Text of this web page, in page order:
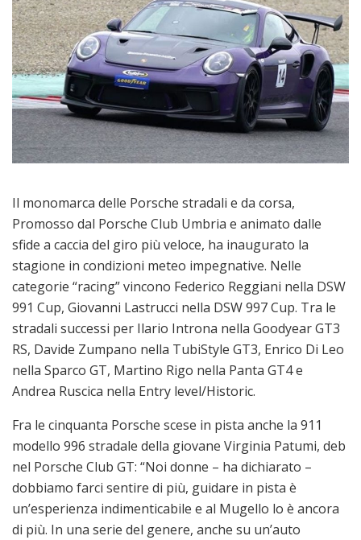
Il monomarca delle Porsche stradali e da corsa,
Promosso dal Porsche Club Umbria e animato dalle
sfide a caccia del giro più veloce, ha inaugurato la
stagione in condizioni meteo impegnative. Nelle
categorie “racing” vincono Federico Reggiani nella DSW
991 Cup, Giovanni Lastrucci nella DSW 997 Cup. Tra le
stradali successi per Ilario Introna nella Goodyear GT3
RS, Davide Zumpano nella TubiStyle GT3, Enrico Di Leo
nella Sparco GT, Martino Rigo nella Panta GT4 e
Andrea Ruscica nella Entry level/Historic.
Fra le cinquanta Porsche scese in pista anche la 911
modello 996 stradale della giovane Virginia Patumi, deb
nel Porsche Club GT: “Noi donne – ha dichiarato –
dobbiamo farci sentire di più, guidare in pista è
un’esperienza indimenticabile e al Mugello lo è ancora
di più. In una serie del genere, anche su un’auto